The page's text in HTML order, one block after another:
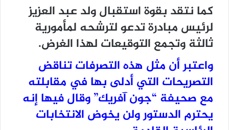
كما نتقد بقوة استقبال ولد عبد العزيز
لرئيس مبادرة تدعو لترشحه لمأمورية
ثالثة وتجمع التوقيعات لهذا الغرض.
واعتبر أن مثل هذه التصرفات تناقض
التصريحات التي أدلى بها في مقابلته
مع صحيفة “جون آفريك” وقال فيها إنه
يحترم الدستور ولن يخوض الانتخابات